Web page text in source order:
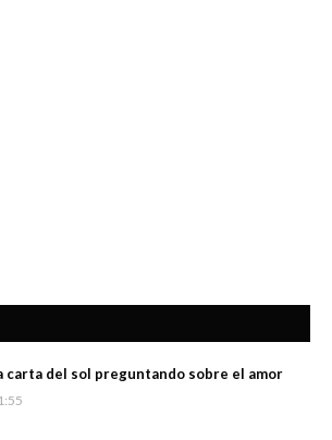
carta del sol preguntando sobre el amor